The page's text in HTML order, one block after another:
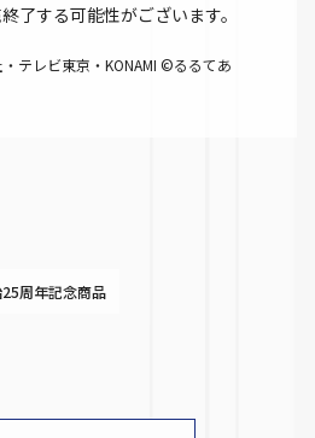
了する可能性がございます。
テレビ東京・KONAMI ©るるてあ
周年記念商品